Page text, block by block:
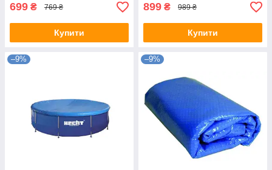
699 ₴ 769 ₴
Купити
899 ₴ 989 ₴
Купити
–9% –9%